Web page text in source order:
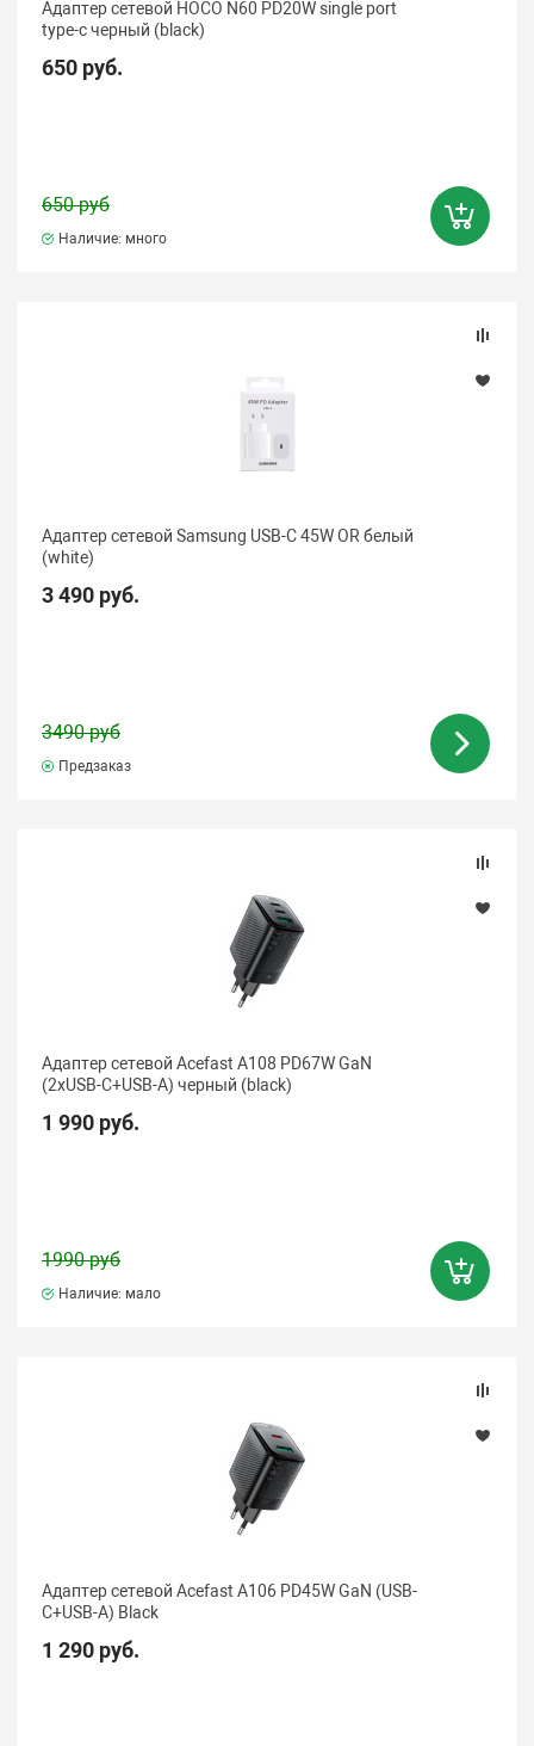
Адаптер сетевой HOCO N60 PD20W single port
type-c черный (black)
650 руб.
650 руб
Наличие: много
Адаптер сетевой Samsung USB-C 45W OR белый
(white)
3 490 руб.
3490 руб
Предзаказ
Адаптер сетевой Acefast A108 PD67W GaN
(2xUSB-C+USB-A) черный (black)
1 990 руб.
1990 руб
Наличие: мало
Адаптер сетевой Acefast A106 PD45W GaN (USB-
C+USB-A) Black
1 290 руб.